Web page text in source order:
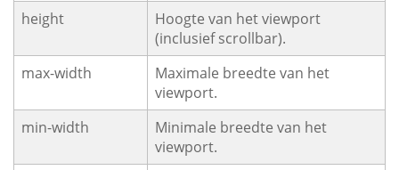
height
Hoogte van het viewport
(inclusief scrollbar).
max-width
Maximale breedte van het
viewport.
min-width
Minimale breedte van het
viewport.